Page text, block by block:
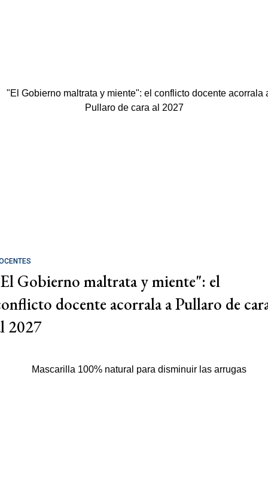
Gobierno maltrata y miente": el
docente acorrala a Pullaro de
2027